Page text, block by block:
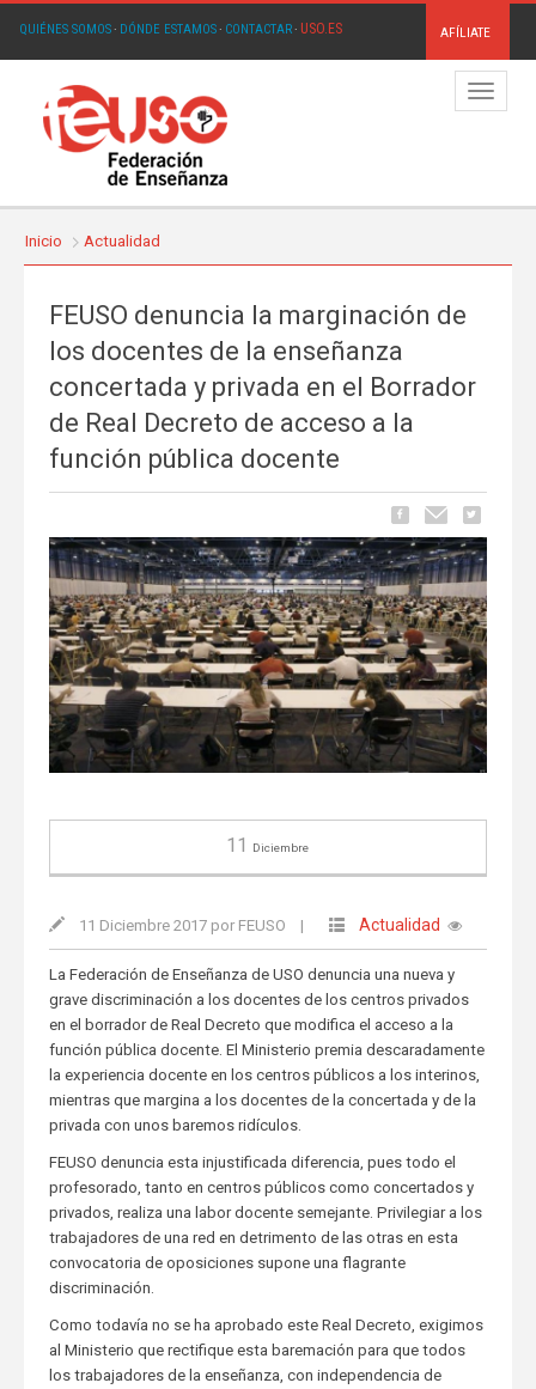
QUIÉNES SOMOS· DÓNDE ESTAMOS· CONTACTAR· USO.ES AFÍLIATE
Menú
Inicio Actualidad
FEUSO denuncia la marginación de
los docentes de la enseñanza
concertada y privada en el Borrador
de Real Decreto de acceso a la
función pública docente
11 Diciembre
11 Diciembre 2017 por FEUSO | Actualidad
La Federación de Enseñanza de USO denuncia una nueva y
grave discriminación a los docentes de los centros privados
en el borrador de Real Decreto que modifica el acceso a la
función pública docente. El Ministerio premia descaradamente
la experiencia docente en los centros públicos a los interinos,
mientras que margina a los docentes de la concertada y de la
privada con unos baremos ridículos.
FEUSO denuncia esta injustificada diferencia, pues todo el
profesorado, tanto en centros públicos como concertados y
privados, realiza una labor docente semejante. Privilegiar a los
trabajadores de una red en detrimento de las otras en esta
convocatoria de oposiciones supone una flagrante
discriminación.
Como todavía no se ha aprobado este Real Decreto, exigimos
al Ministerio que rectifique esta baremación para que todos
los trabajadores de la enseñanza, con independencia de